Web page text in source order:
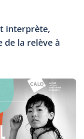
interprète,
de la relève à